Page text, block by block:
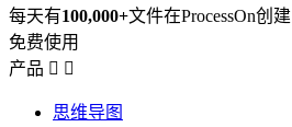
每天有100,000+文件在ProcessOn创建
免费使用
产品  
思维导图